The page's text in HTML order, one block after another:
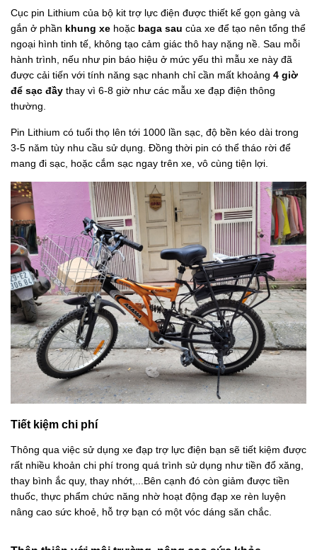
Cục pin Lithium của bộ kit trợ lực điện được thiết kế gọn gàng và
gắn ở phần khung xe hoặc baga sau của xe để tạo nên tổng thể
ngoại hình tinh tế, không tạo cảm giác thô hay nặng nề. Sau mỗi
hành trình, nếu như pin báo hiệu ở mức yếu thì mẫu xe này đã
được cải tiến với tính năng sạc nhanh chỉ cần mất khoảng 4 giờ
để sạc đầy thay vì 6-8 giờ như các mẫu xe đạp điện thông
thường.
Pin Lithium có tuổi thọ lên tới 1000 lần sạc, độ bền kéo dài trong
3-5 năm tùy nhu cầu sử dụng. Đồng thời pin có thể tháo rời để
mang đi sạc, hoặc cắm sạc ngay trên xe, vô cùng tiện lợi.
Tiết kiệm chi phí
Thông qua việc sử dụng xe đạp trợ lực điện bạn sẽ tiết kiệm được
rất nhiều khoản chi phí trong quá trình sử dụng như tiền đổ xăng,
thay bình ắc quy, thay nhớt,...Bên cạnh đó còn giảm được tiền
thuốc, thực phẩm chức năng nhờ hoạt động đạp xe rèn luyện
nâng cao sức khoẻ, hỗ trợ bạn có một vóc dáng săn chắc.